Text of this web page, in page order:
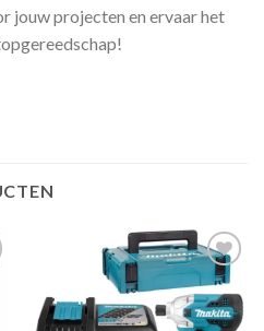
jouw projecten en ervaar het
Toevoegen